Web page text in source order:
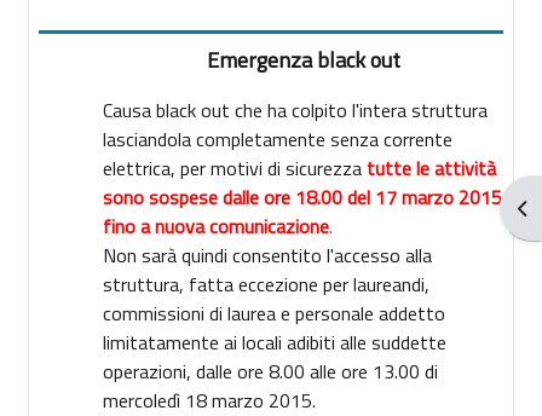
Emergenza black out
Causa black out che ha colpito l'intera struttura
lasciandola completamente senza corrente
elettrica, per motivi di sicurezza tutte le attività
sono sospese dalle ore 18.00 del 17 marzo 2015
fino a nuova comunicazione.
Non sarà quindi consentito l'accesso alla
struttura, fatta eccezione per laureandi,
commissioni di laurea e personale addetto
limitatamente ai locali adibiti alle suddette
operazioni, dalle ore 8.00 alle ore 13.00 di
mercoledì 18 marzo 2015.